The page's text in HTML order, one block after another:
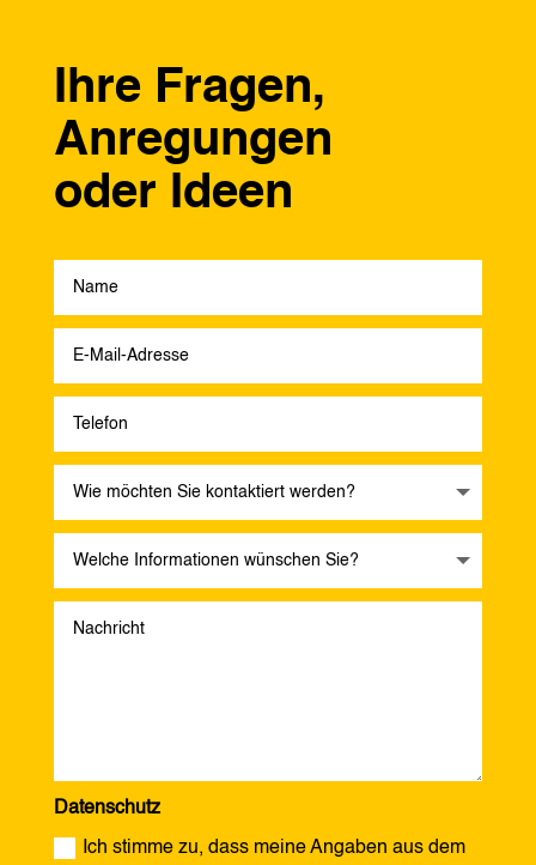
Ihre Fragen,
Anregungen
oder Ideen
Datenschutz
Ich stimme zu, dass meine Angaben aus dem